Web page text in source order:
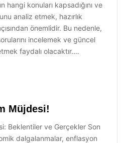
hangi konuları kapsadığını ve
analiz etmek, hazırlık
önemlidir. Bu nedenle,
incelemek ve güncel
faydalı olacaktır.…
Müjdesi!
Beklentiler ve Gerçekler Son
dalgalanmalar, enflasyon